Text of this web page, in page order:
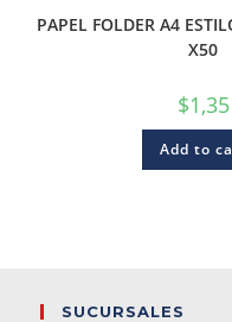
PAPEL FOLDER A4
X50
$1,35
Add to
SUCURSALES